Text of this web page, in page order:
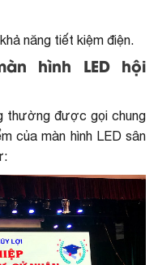
năng tiết kiệm điện.
hình LED hội
thường được gọi chung
của màn hình LED sân